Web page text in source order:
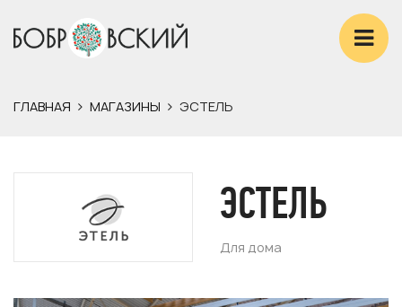
ГЛАВНАЯ МАГАЗИНЫ ЭСТЕЛЬ
ЭСТЕЛЬ
Для дома